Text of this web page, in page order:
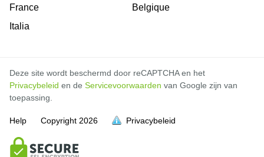
vol is
vol is
vol is
vol is
vol is
vol is
vol is
vol is
vol is
vol is
France
Italia
Belgique
Deze site wordt beschermd door reCAPTCHA en het
Privacybeleid en de Servicevoorwaarden van Google zijn van
toepassing.
Help Copyright 2026 Privacybeleid